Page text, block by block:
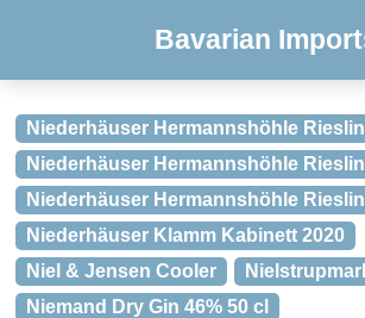
Bavarian
Niederhäuser Hermannshöhle
Niederhäuser Hermannshöhle
Niederhäuser Hermannshöhle
Niederhäuser Klamm Kabinett 2020
Niel & Jensen Cooler
Niemand Dry Gin 46% 50 cl